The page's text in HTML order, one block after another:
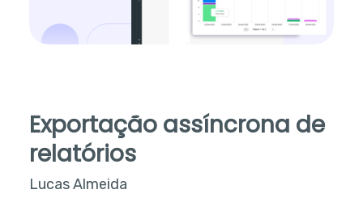
Exportação assíncrona de
relatórios
Lucas Almeida